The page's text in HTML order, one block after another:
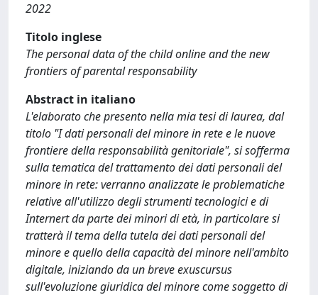
2022
Titolo inglese
The personal data of the child online and the new
frontiers of parental responsability
Abstract in italiano
L'elaborato che presento nella mia tesi di laurea, dal
titolo "I dati personali del minore in rete e le nuove
frontiere della responsabilità genitoriale", si sofferma
sulla tematica del trattamento dei dati personali del
minore in rete: verranno analizzate le problematiche
relative all'utilizzo degli strumenti tecnologici e di
Internert da parte dei minori di età, in particolare si
tratterà il tema della tutela dei dati personali del
minore e quello della capacità del minore nell'ambito
digitale, iniziando da un breve exuscursus
sull'evoluzione giuridica del minore come soggetto di